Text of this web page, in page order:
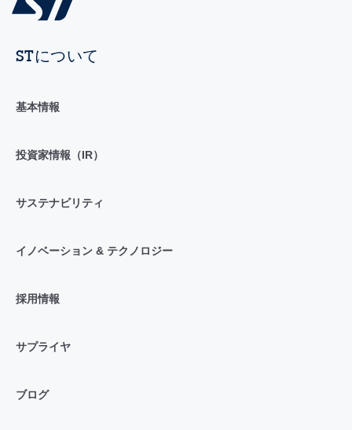
STについて
基本情報
投資家情報（IR）
サステナビリティ
イノベーション & テクノロジー
採用情報
サプライヤ
ブログ